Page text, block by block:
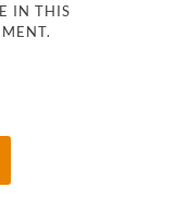
IN THIS